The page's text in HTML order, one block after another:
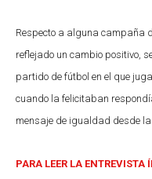
Respecto a alguna campaña
reflejado un cambio positivo,
partido de fútbol en el que
cuando la felicitaban
mensaje de igualdad desde la
PARA LEER LA